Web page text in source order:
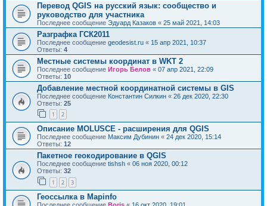
Перевод QGIS на русский язык: сообщество и
руководство для участника
Последнее сообщение Эдуард Казаков « 25 май 2021, 14:03
Разграфка ГСК2011
Последнее сообщение geodesist.ru « 15 апр 2021, 10:37
Ответы: 4
Местные системы координат в WKT 2
Последнее сообщение Игорь Белов « 07 апр 2021, 22:09
Ответы: 10
Добавление местной координатной системы в GIS
Последнее сообщение Константин Силкин « 26 дек 2020, 22:30
Ответы: 25
1 2
Описание MOLUSCE - расширения для QGIS
Последнее сообщение Максим Дубинин « 24 дек 2020, 15:14
Ответы: 12
Пакетное геокодирование в QGIS
Последнее сообщение tishsh « 06 ноя 2020, 00:12
Ответы: 32
1 2 3
Геоссылка в Mapinfo